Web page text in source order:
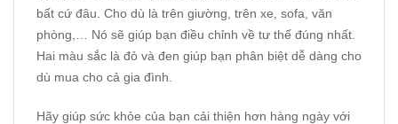
bất cứ đâu. Cho dù là trên giường, trên xe, sofa, văn
phòng,… Nó sẽ giúp bạn điều chỉnh về tư thế đúng nhất.
Hai màu sắc là đỏ và đen giúp bạn phân biệt dễ dàng cho
dù mua cho cả gia đình.
Hãy giúp sức khỏe của bạn cải thiện hơn hàng ngày với